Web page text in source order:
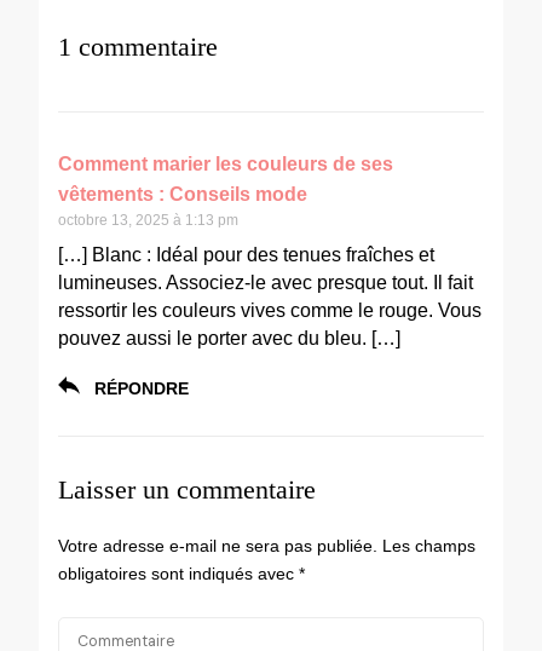
1 commentaire
Comment marier les couleurs de ses
vêtements : Conseils mode
octobre 13, 2025 à 1:13 pm
[…] Blanc : Idéal pour des tenues fraîches et
lumineuses. Associez-le avec presque tout. Il fait
ressortir les couleurs vives comme le rouge. Vous
pouvez aussi le porter avec du bleu. […]
RÉPONDRE
Laisser un commentaire
Votre adresse e-mail ne sera pas publiée. Les champs
obligatoires sont indiqués avec *